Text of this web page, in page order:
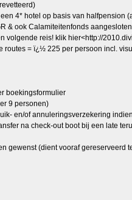
4* hotel op basis van halfpension
& ook Calamiteitenfonds
volgende reis! klik hier<http://
routes = ï¿½ 225 per persoon incl.
boekingsformulier
9 personen)
en/of annuleringsverzekering
na check-out boot bij een late
gewenst (dient vooraf gereserveerd